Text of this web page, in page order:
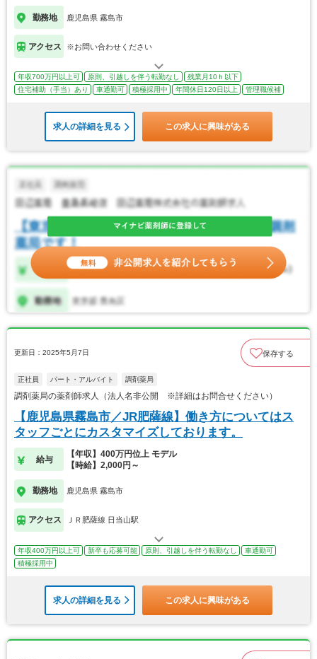
勤務地 鹿児島県 霧島市
アクセス ※お問い合わせください
年収700万円以上可 原則、引越しを伴う転勤なし
残業月10ｈ以下
住宅補助（手当）あり
車通勤可 積極採用中 年間休日120日以上 管理職候補
求人の詳細を見る この求人に興味がある
更新日：2025年5月7日 保存する
正社員 パート・アルバイト 調剤薬局
調剤薬局の薬剤師求人（法人名非公開 ※詳細はお問合せください）
【鹿児島県霧島市／JR肥薩線】働き方についてはス
タッフごとにカスタマイズしております。
給与
【年収】400万円位上 モデル
【時給】2,000円～
勤務地 鹿児島県 霧島市
アクセス ＪＲ肥薩線 日当山駅
年収400万円以上可 新卒も応募可能 原則、引越しを伴う転勤なし
車通勤可
積極採用中
求人の詳細を見る この求人に興味がある